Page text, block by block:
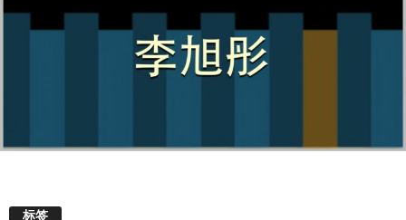
标签